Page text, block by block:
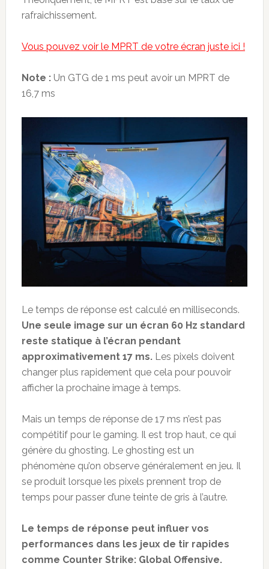
rafraichissement.
Vous pouvez voir le MPRT de votre écran juste ici !
Note : Un GTG de 1 ms peut avoir un MPRT de
16,7 ms
Le temps de réponse est calculé en milliseconds.
Une seule image sur un écran 60 Hz standard
reste statique à l’écran pendant
approximativement 17 ms. Les pixels doivent
changer plus rapidement que cela pour pouvoir
afficher la prochaine image à temps.
Mais un temps de réponse de 17 ms n’est pas
compétitif pour le gaming. Il est trop haut, ce qui
génère du ghosting. Le ghosting est un
phénomène qu’on observe généralement en jeu. Il
se produit lorsque les pixels prennent trop de
temps pour passer d’une teinte de gris à l’autre.
Le temps de réponse peut influer vos
performances dans les jeux de tir rapides
comme Counter Strike: Global Offensive.